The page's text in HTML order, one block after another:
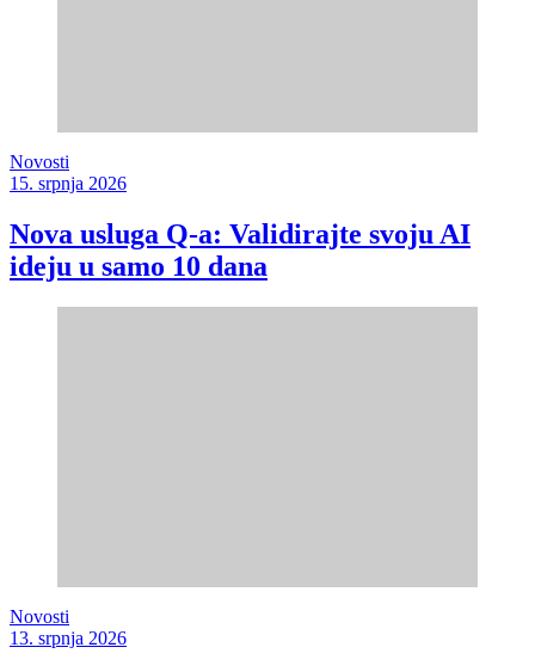
Novosti
15. srpnja 2026
Nova usluga Q-a: Validirajte svoju AI
ideju u samo 10 dana
Novosti
13. srpnja 2026